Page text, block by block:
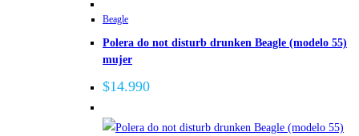
Beagle
Polera do not disturb drunken Beagle (modelo 55)
mujer
$14.990